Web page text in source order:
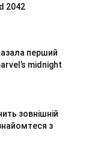
2042
перший
midnight
зовнішній
з